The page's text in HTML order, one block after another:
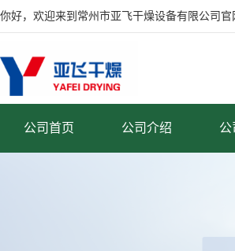
你好，欢迎来到常州市亚飞干燥设备有限公司官
公司首页 公司介绍 公